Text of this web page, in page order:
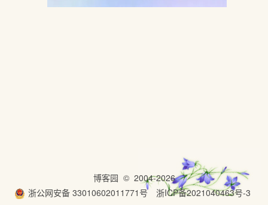
博客园 © 2004-2026
浙公网安备 33010602011771号
浙ICP备2021040463号-3